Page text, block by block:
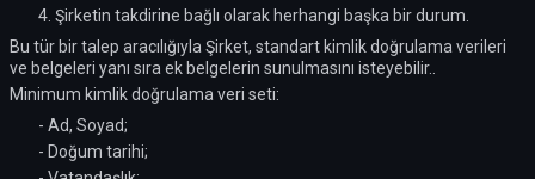
4. Şirketin takdirine bağlı olarak herhangi başka bir durum.
Bu tür bir talep aracılığıyla Şirket, standart kimlik doğrulama verileri
ve belgeleri yanı sıra ek belgelerin sunulmasını isteyebilir..
Minimum kimlik doğrulama veri seti:
- Ad, Soyad;
- Doğum tarihi;